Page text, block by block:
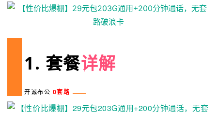
1. 套餐详解
开诚布公 0套路